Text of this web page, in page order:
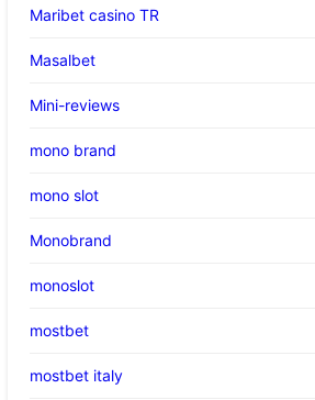
Maribet casino TR
Masalbet
Mini-reviews
mono brand
mono slot
Monobrand
monoslot
mostbet
mostbet italy